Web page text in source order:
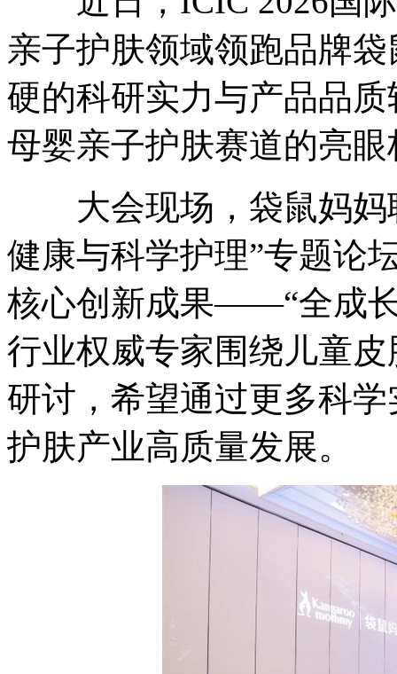
亲子护肤领域领跑品牌
硬的科研实力与产品品
母婴亲子护肤赛道的亮眼
大会现场，袋鼠妈妈
健康与科学护理”专题论
核心创新成果——“全成
行业权威专家围绕儿童
研讨，希望通过更多科
护肤产业高质量发展。